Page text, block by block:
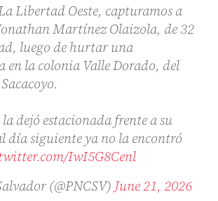
Libertad Oeste, capturamos a
Martínez Olaizola, de 32
luego de hurtar una
en la colonia Valle Dorado, del
dejó estacionada frente a su
día siguiente ya no la encontró
IwI5G8Cenl
(@PNCSV) June 21, 2026